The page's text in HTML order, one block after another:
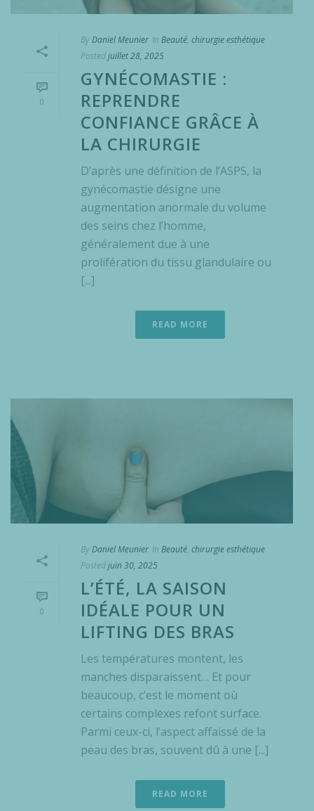
0
ByDaniel Meunier In Beauté, chirurgie esthétique
Postedjuillet 28, 2025
GYNÉCOMASTIE :
REPRENDRE
CONFIANCE GRÂCE À
LA CHIRURGIE
D’après une définition de l’ASPS, la
gynécomastie désigne une
augmentation anormale du volume
des seins chez l’homme,
généralement due à une
prolifération du tissu glandulaire ou
[...]
READ MORE
0
ByDaniel Meunier In Beauté, chirurgie esthétique
Postedjuin 30, 2025
L’ÉTÉ, LA SAISON
IDÉALE POUR UN
LIFTING DES BRAS
Les températures montent, les
manches disparaissent… Et pour
beaucoup, c’est le moment où
certains complexes refont surface.
Parmi ceux-ci, l’aspect affaissé de la
peau des bras, souvent dû à une [...]
READ MORE